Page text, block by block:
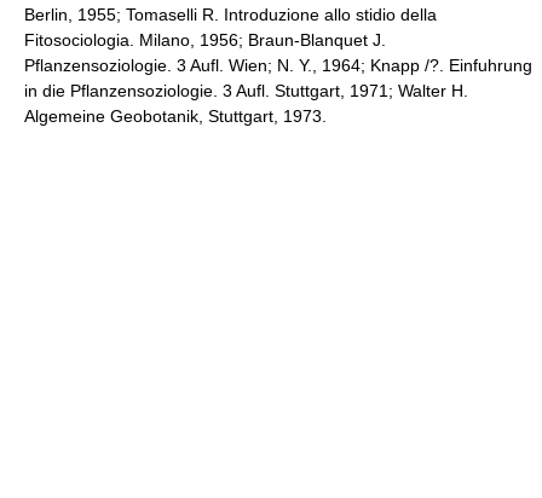
Berlin, 1955; Tomaselli R. Introduzione allo stidio della
Fitosociologia. Milano, 1956; Braun-Blanquet J.
Pflanzensoziologie. 3 Aufl. Wien; N. Y., 1964; Knapp /?. Einfuhrung
in die Pflanzensoziologie. 3 Aufl. Stuttgart, 1971; Walter H.
Algemeine Geobotanik, Stuttgart, 1973.